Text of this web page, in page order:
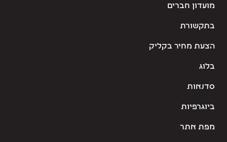
מועדון חברים
בתקשורת
הצעת מחיר בקליק
בלוג
סדנאות
ביוגרפיות
מפת אתר